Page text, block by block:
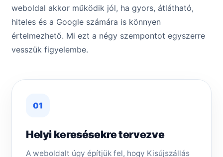
weboldal akkor működik jól, ha gyors, átlátható,
hiteles és a Google számára is könnyen
értelmezhető. Mi ezt a négy szempontot egyszerre
vesszük figyelembe.
01
Helyi keresésekre tervezve
A weboldalt úgy építjük fel, hogy Kisújszállás